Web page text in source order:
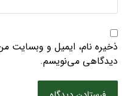
ذخیره نام، ایمیل و وبسایت
دیدگاهی می‌نویسم.